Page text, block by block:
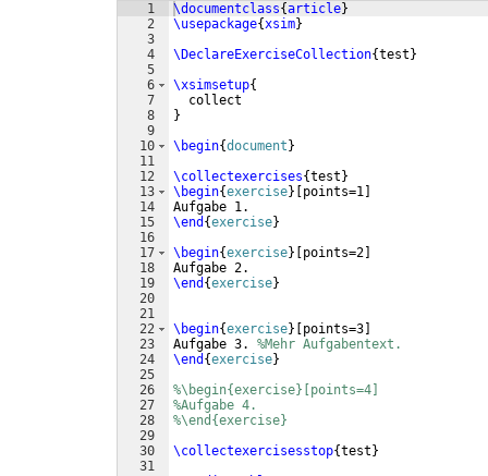
1
2
3
4
5
6
7
8
9
10
11
12
13
14
15
16
17
18
19
20
21
22
23
24
25
26
27
28
29
30
31
\documentclass{article}
\usepackage{xsim}
\DeclareExerciseCollection{test }
\xsimsetup{
  collect
}
\begin{document }
\collectexercises{test }
\begin{exercise} points=1
Aufgabe 1.
\end {exercise}
\begin{exercise} points=2
Aufgabe 2.
\end {exercise}
\begin{exercise} points=3
Aufgabe 3. %Mehr Aufgabentext.
\end {exercise}
%\begin{exercise}[points=4]
%Aufgabe 4.
%\end{exercise}
\collectexercisesstop{test }